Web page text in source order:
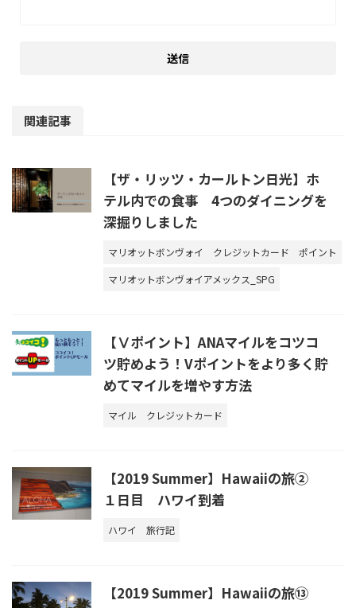
関連記事
【ザ・リッツ・カールトン日光】ホ
テル内での食事 4つのダイニングを
深掘りしました
マリオットボンヴォイ クレジットカード
ポイント
マリオットボンヴォイアメックス_SPG
【Ⅴポイント】ANAマイルをコツコ
ツ貯めよう！Vポイントをより多く貯
めてマイルを増やす方法
マイル クレジットカード
【2019 Summer】Hawaiiの旅②
１日目 ハワイ到着
ハワイ 旅行記
【2019 Summer】Hawaiiの旅⑬